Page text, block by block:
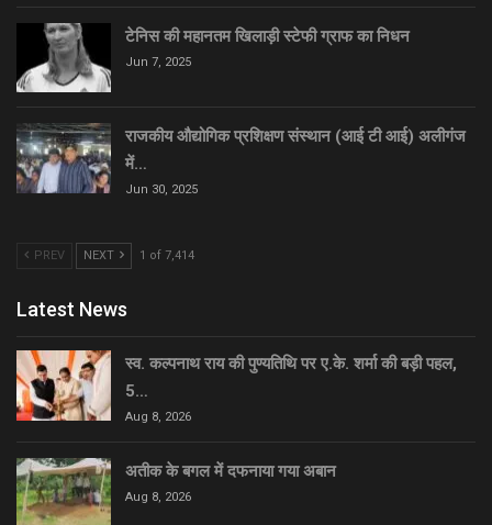
टेनिस की महानतम खिलाड़ी स्टेफी ग्राफ का निधन
Jun 7, 2025
राजकीय औद्योगिक प्रशिक्षण संस्थान (आई टी आई) अलीगंज
में…
Jun 30, 2025
PREV NEXT 1 of 7,414
Latest News
स्व. कल्पनाथ राय की पुण्यतिथि पर ए.के. शर्मा की बड़ी पहल,
5…
Aug 8, 2026
अतीक के बगल में दफनाया गया अबान
Aug 8, 2026